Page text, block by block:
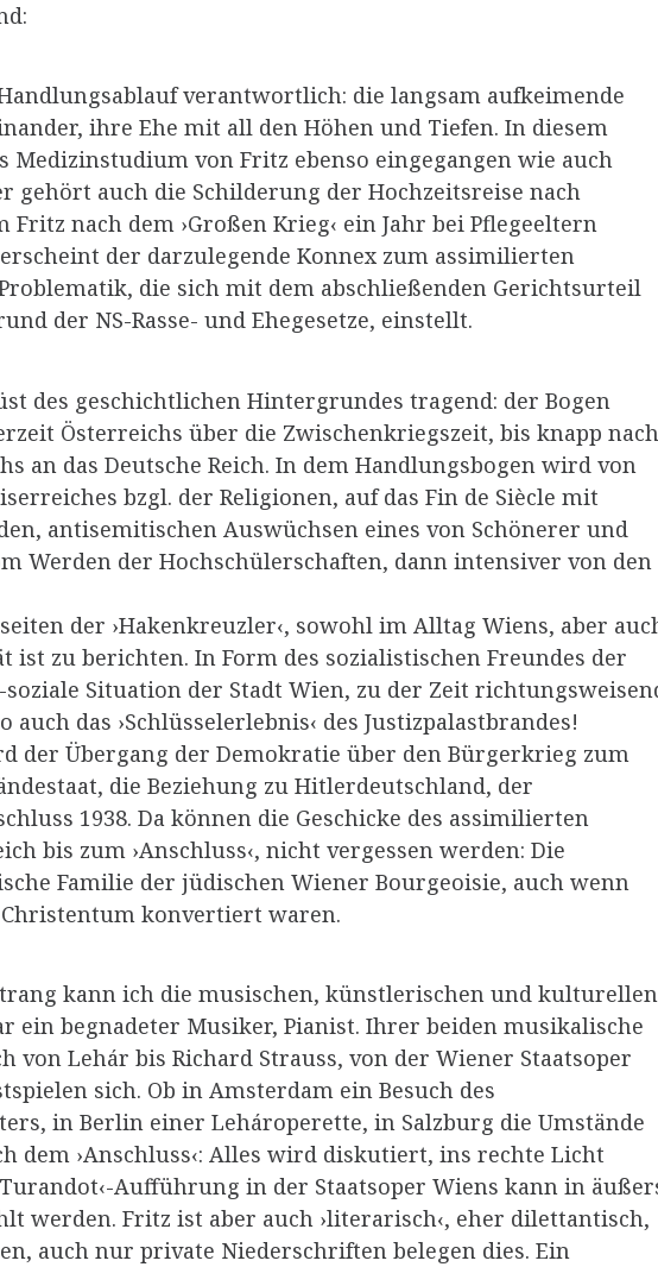
verantwortlich: die langsam aufkeimende
ihre Ehe mit all den Höhen und Tiefen. In diesem
Medizinstudium von Fritz ebenso eingegangen wie auch
gehört auch die Schilderung der Hochzeitsreise nach
Fritz nach dem ›Großen Krieg‹ ein Jahr bei Pflegeeltern
der darzulegende Konnex zum assimilierten
die sich mit dem abschließenden Gerichtsurteil
der NS-Rasse- und Ehegesetze, einstellt.
des geschichtlichen Hintergrundes tragend: der Bogen
Österreichs über die Zwischenkriegszeit, bis knapp nach
an das Deutsche Reich. In dem Handlungsbogen wird von
bzgl. der Religionen, auf das Fin de Siècle mit
antisemitischen Auswüchsen eines von Schönerer und
Werden der Hochschülerschaften, dann intensiver von den
der ›Hakenkreuzler‹, sowohl im Alltag Wiens, aber
ist zu berichten. In Form des sozialistischen Freundes der
Situation der Stadt Wien, zu der Zeit
das ›Schlüsselerlebnis‹ des Justizpalastbrandes!
der Übergang der Demokratie über den Bürgerkrieg zum
die Beziehung zu Hitlerdeutschland, der
1938. Da können die Geschicke des assimilierten
bis zum ›Anschluss‹, nicht vergessen werden: Die
Familie der jüdischen Wiener Bourgeoisie, auch wenn
konvertiert waren.
kann ich die musischen, künstlerischen und kulturellen
ein begnadeter Musiker, Pianist. Ihrer beiden musikalische
von Lehár bis Richard Strauss, von der Wiener Staatsoper
sich. Ob in Amsterdam ein Besuch des
in Berlin einer Lehároperette, in Salzburg die Umstände
dem ›Anschluss‹: Alles wird diskutiert, ins rechte Licht
Aufführung in der Staatsoper Wiens kann in
werden. Fritz ist aber auch ›literarisch‹, eher dilettantisch,
auch nur private Niederschriften belegen dies. Ein